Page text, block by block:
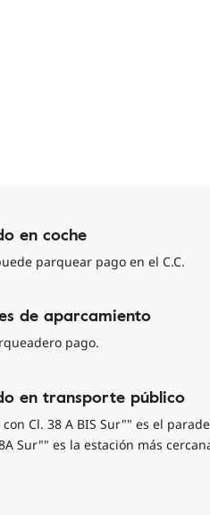
en coche
parquear pago en el C.C.
de aparcamiento
pago.
en transporte público
Cl. 38 A BIS Sur"" es el
Sur"" es la estación más